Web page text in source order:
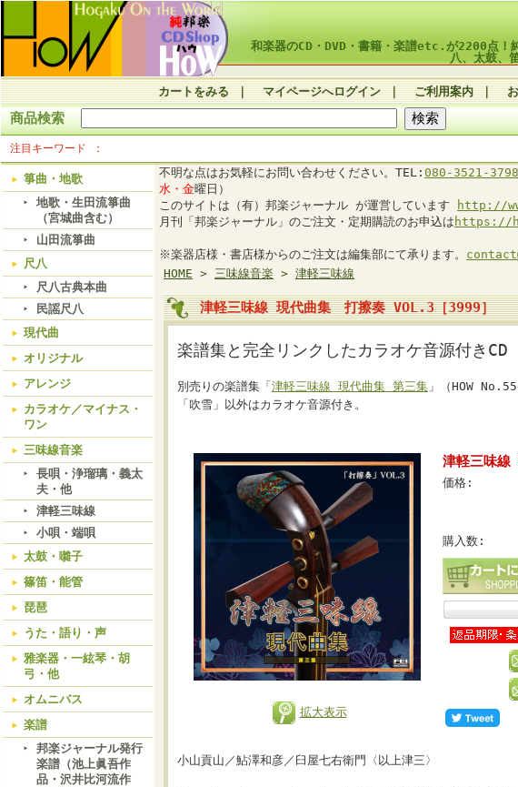
和楽器のCD・DVD・書籍・楽譜etc.が2200点！
八、太鼓、
カートをみる｜ マイページへログイン｜ ご利用案内｜
商品検索
注目キーワード
箏曲・地歌
地歌・生田流箏曲
（宮城曲含む）
山田流箏曲
尺八
尺八古典本曲
民謡尺八
現代曲
オリジナル
アレンジ
カラオケ／マイナス・
ワン
三味線音楽
長唄・浄瑠璃・義太
夫・他
津軽三味線
小唄・端唄
太鼓・囃子
篠笛・能管
琵琶
うた・語り・声
雅楽器・一絃琴・胡
弓・他
オムニバス
楽譜
邦楽ジャーナル発行
楽譜（池上眞吾作
品・沢井比河流作
不明な点はお気軽にお問い合わせください。TEL: 080-3521-3798
水・金曜日）
このサイトは（有）邦楽ジャーナル が運営しています
http://
月刊「邦楽ジャーナル」のご注文・定期購読のお申込は https://
※楽器店様・書店様からのご注文は編集部にて承ります。
HOME > 三味線音楽 > 津軽三味線
津軽三味線 現代曲集 打擦奏 VOL.3［3999］
楽譜集と完全リンクしたカラオケ音源付きCD
別売りの楽譜集「 津軽三味線 現代曲集 第三集 」（HOW
「吹雪」以外はカラオケ音源付き。
拡大表示
津軽三味
価格:
購入数:
小山貢山／鮎澤和彦／臼屋七右衛門〈以上津三〉